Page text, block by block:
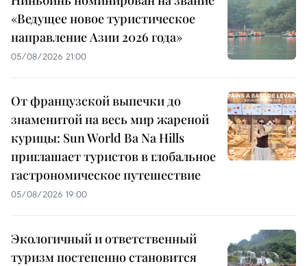
«Ведущее новое туристическое
направление Азии 2026 года»
05/08/2026 21:00
От французской выпечки до
знаменитой на весь мир жареной
курицы: Sun World Ba Na Hills
приглашает туристов в глобальное
гастрономическое путешествие
05/08/2026 19:00
Экологичный и ответственный
туризм постепенно становится